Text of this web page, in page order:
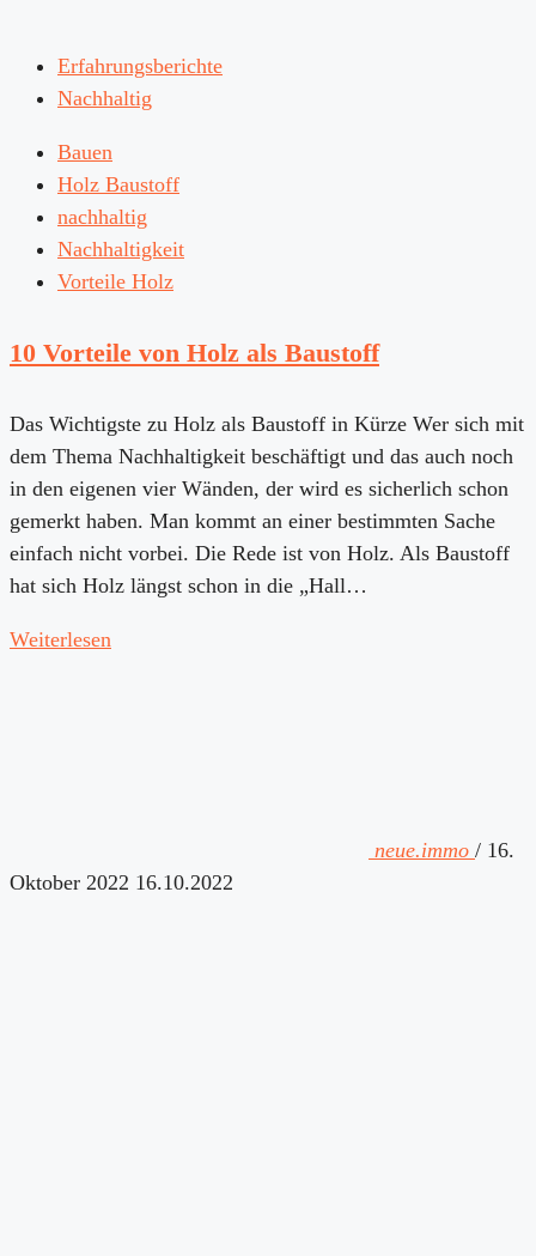
Erfahrungsberichte
Nachhaltig
Bauen
Holz Baustoff
nachhaltig
Nachhaltigkeit
Vorteile Holz
10 Vorteile von Holz als Baustoff
Das Wichtigste zu Holz als Baustoff in Kürze Wer sich mit
dem Thema Nachhaltigkeit beschäftigt und das auch noch
in den eigenen vier Wänden, der wird es sicherlich schon
gemerkt haben. Man kommt an einer bestimmten Sache
einfach nicht vorbei. Die Rede ist von Holz. Als Baustoff
hat sich Holz längst schon in die „Hall…
Weiterlesen
neue.immo / 16.
Oktober 2022 16.10.2022